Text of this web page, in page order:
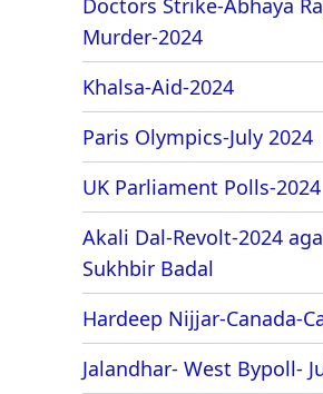
Murder-2024
Khalsa-Aid-2024
Paris Olympics-July 2024
UK Parliament Polls-2024
Akali Dal-Revolt-2024
Sukhbir Badal
Hardeep Nijjar-Canada-
Jalandhar- West Bypoll-